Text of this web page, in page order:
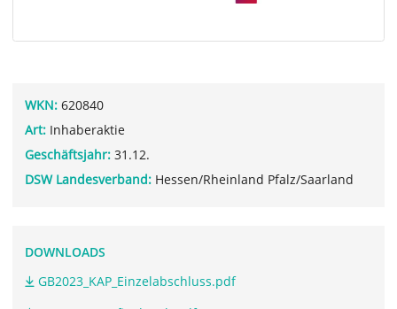
WKN: 620840
Art: Inhaberaktie
Geschäftsjahr: 31.12.
DSW Landesverband: Hessen/Rheinland Pfalz/Saarland
DOWNLOADS
GB2023_KAP_Einzelabschluss.pdf